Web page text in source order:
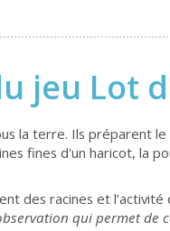
jeu Lot
la terre. Ils
fines d'un haricot, la
des racines et
qui permet